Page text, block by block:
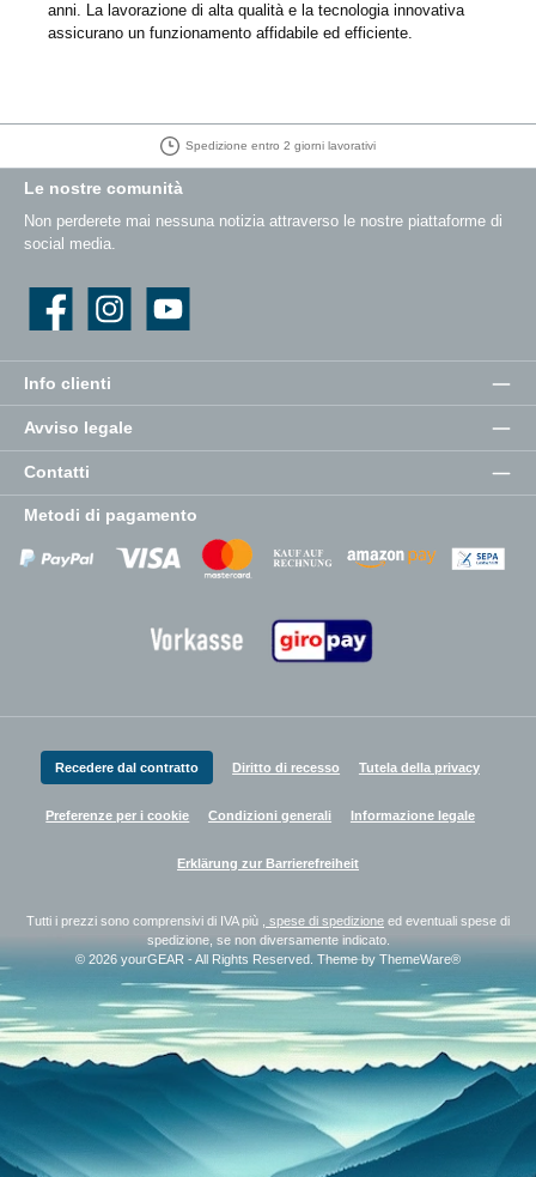
anni. La lavorazione di alta qualità e la tecnologia innovativa
assicurano un funzionamento affidabile ed efficiente.
30 giorni di diritto di recesso
Info clienti
Avviso legale
Contatti
Le nostre comunità
Non perderete mai nessuna notizia attraverso le nostre piattaforme di
social media.
Instagram YouTube
Metodi di pagamento
Zahlungsanbieter Zahlungsanbieter
Zahlungsanbieter
Recedere dal contratto Diritto di recesso Tutela della privacy
Preferenze per i cookie Condizioni generali Informazione legale
Erklärung zur Barrierefreiheit
Tutti i prezzi sono comprensivi di IVA più , spese di spedizione ed eventuali spese di
spedizione, se non diversamente indicato.
© 2026 yourGEAR - All Rights Reserved. Theme by ThemeWare®